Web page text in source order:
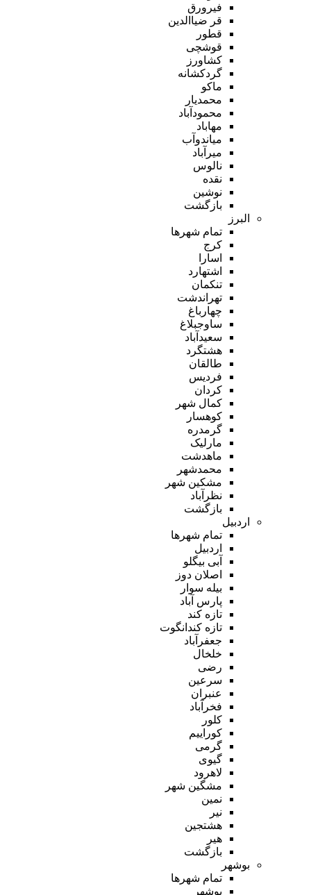
فیرورق
قر ضیاالدین
قطور
قوشچی
کشاورز
گردکشانه
ماکو
محمدیار
محمودآباد
مهاباد
میاندوآب
میرآباد
نالوس
نقده
نوشین
بازگشت
البرز
تمام شهر‌ها
کرج
اسارا
اشتهارد
تنکمان
تهراندشت
چهارباغ
ساوجبلاغ
سعیدآباد
هشتگرد
طالقان
فردیس
کردان
کمال شهر
کوهسار
گرمدره
مارلیک
ماهدشت
محمدشهر
مشکین شهر
نظرآباد
بازگشت
اردبیل
تمام شهر‌ها
اردبیل
آبی بیگلو
اصلان دوز
بیله سوار
پارس آباد
تازه کند
تازه کندانگوت
جعفرآباد
خلخال
رضی
سرعین
عنبران
فخرآباد
کلور
کوراییم
گرمی
گیوی
لاهرود
مشگین شهر
نمین
نیر
هشتجین
هیر
بازگشت
بوشهر
تمام شهر‌ها
بوشهر